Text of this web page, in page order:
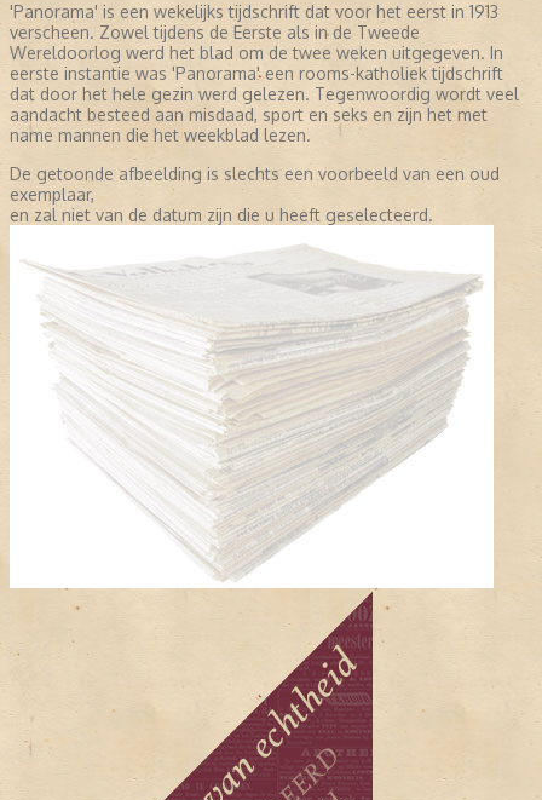
'Panorama' is een wekelijks tijdschrift dat voor het eerst in 1913
verscheen. Zowel tijdens de Eerste als in de Tweede
Wereldoorlog werd het blad om de twee weken uitgegeven. In
eerste instantie was 'Panorama' een rooms-katholiek tijdschrift
dat door het hele gezin werd gelezen. Tegenwoordig wordt veel
aandacht besteed aan misdaad, sport en seks en zijn het met
name mannen die het weekblad lezen.
De getoonde afbeelding is slechts een voorbeeld van een oud
exemplaar,
en zal niet van de datum zijn die u heeft geselecteerd.